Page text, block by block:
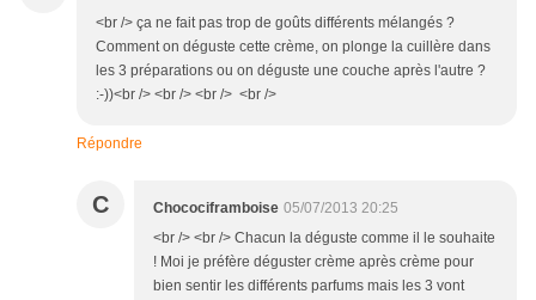
<br /> ça ne fait pas trop de goûts différents mélangés ?
Comment on déguste cette crème, on plonge la cuillère dans
les 3 préparations ou on déguste une couche après l'autre ?
:-))<br /> <br /> <br /> <br />
Répondre
C Chocociframboise 05/07/2013 20:25
<br /> <br /> Chacun la déguste comme il le souhaite
! Moi je préfère déguster crème après crème pour
bien sentir les différents parfums mais les 3 vont